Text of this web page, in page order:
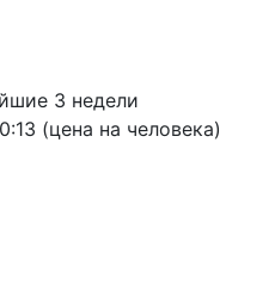
3 недели
(цена на человека)